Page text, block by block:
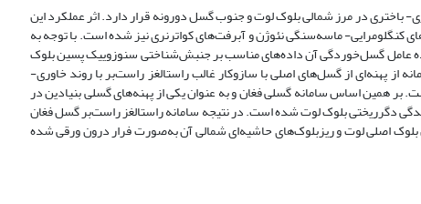
با راستای تقریباً خاوری- باختری در مرز شمالی بلوک لوت و جنوب گسل دورونه قرار دارد. اثر عملکرد این
کنگلومرایی- ماسه‌سنگی نئوژن و آبرفت‌های کواترنری نیز شده است. با توجه به
عامل گسل‌خوردگی آن داده‌های مناسب بر جنبش‌شناختی سنوزوییک پسین بلوک
از پهنه‌ای از گسل‌های اصلی با سازوکار غالب راستالغز راست‌بر با روند خاوری-
اساس سامانه گسلی فغان و به عنوان یکی از پهنه‌های گسلی بنیادین در
دگرریختی بلوک لوت شده است. در نتیجه سامانه راستالغز راست‌بر گسل فغان
اصلی لوت و ریزبلوک‌های حاشیه‌ای شمالی آن به‌صورت فرار درون ورقی شده